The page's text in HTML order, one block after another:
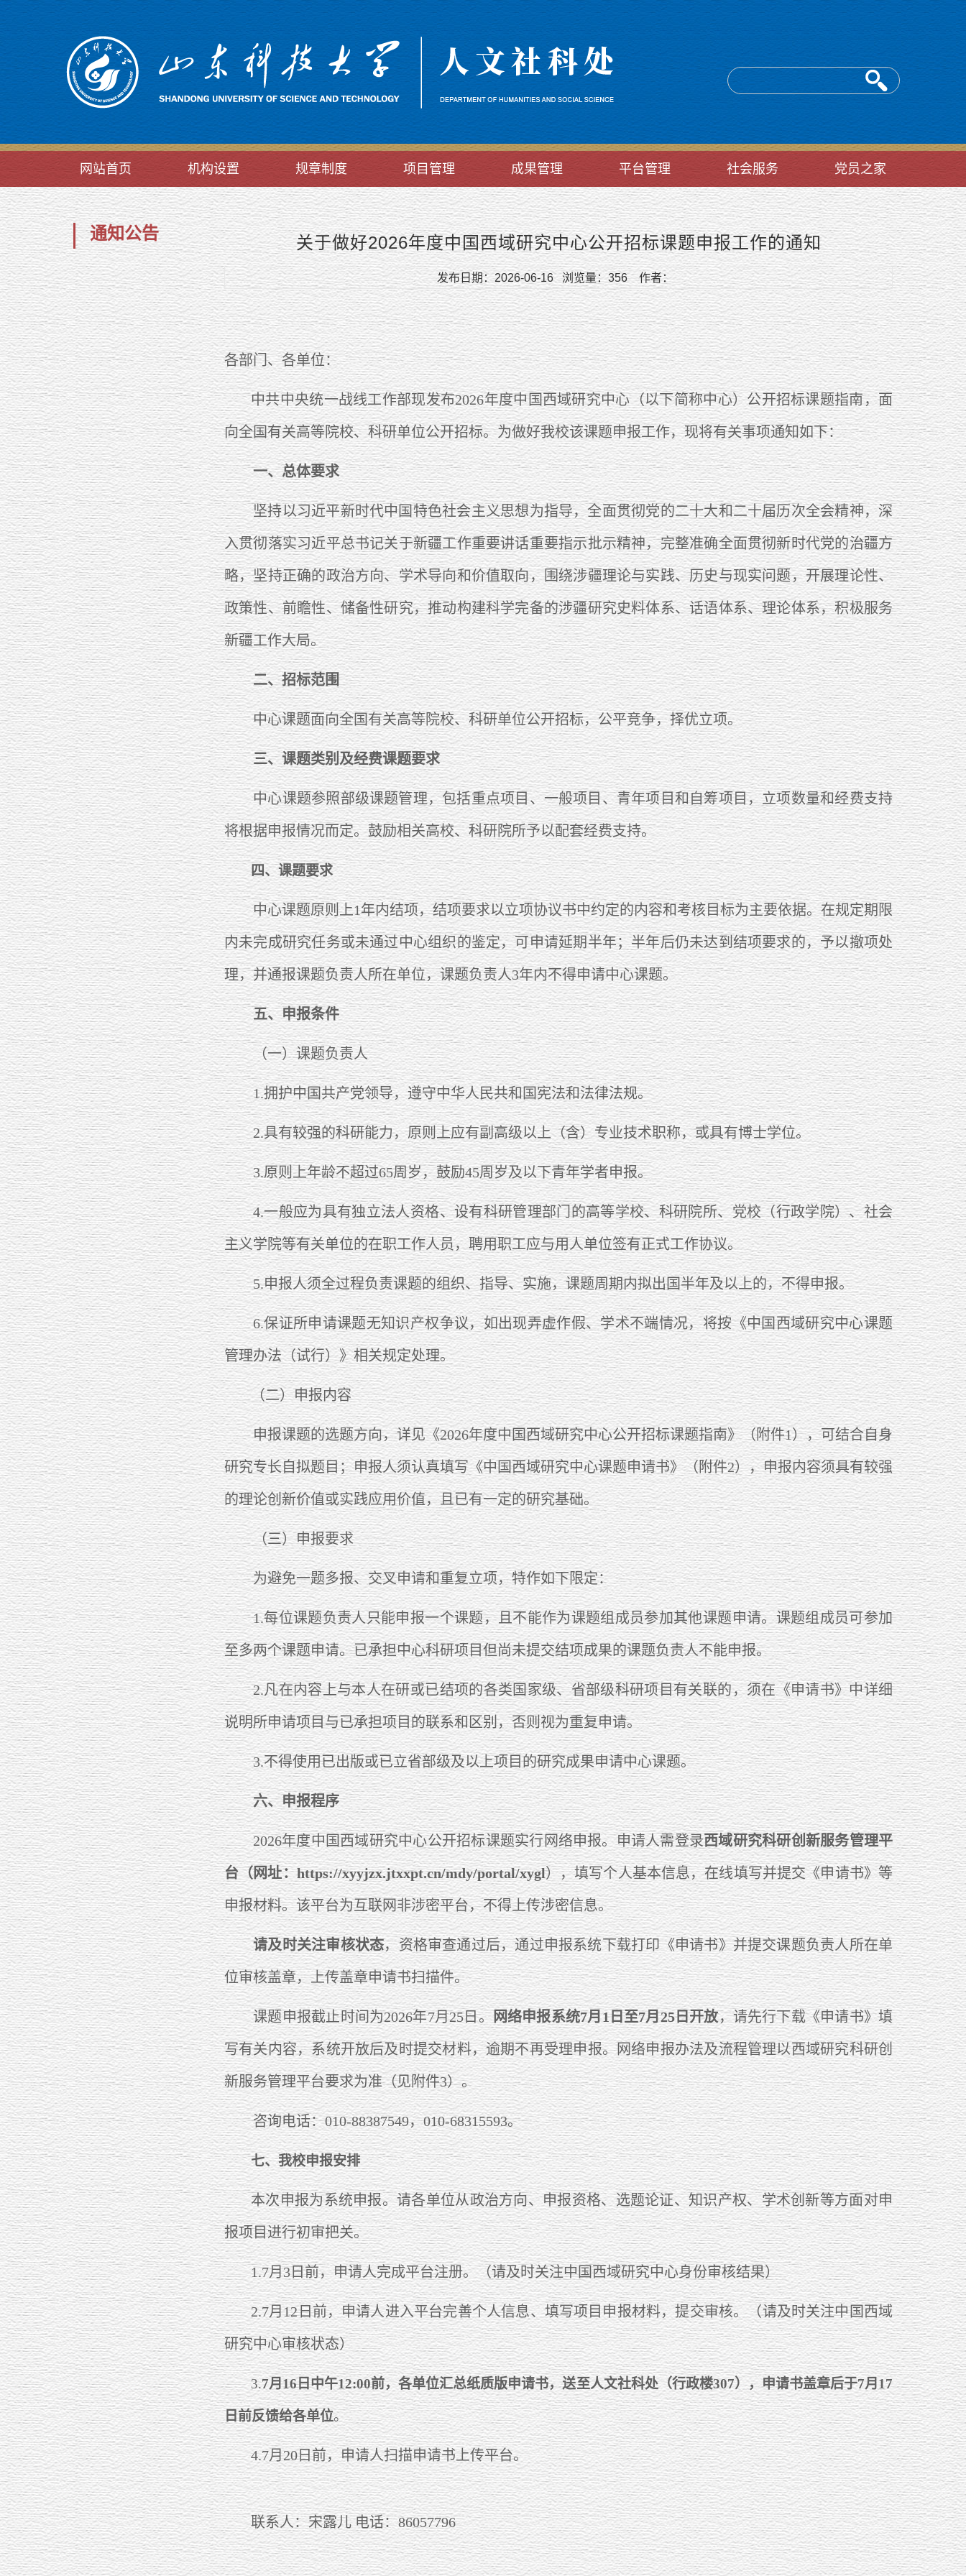
网站首页 机构设置 规章制度 项目管理 成果管理 平台管理 社会服务 党员之家
通知公告 关于做好2026年度中国西域研究中心公开招标课题申报工作的通知
发布日期：2026-06-16 浏览量：356作者：
各部门、各单位：
中共中央统一战线工作部现发布2026年度中国西域研究中心（以下简称中心）公开招标课题指南，面
向全国有关高等院校、科研单位公开招标。为做好我校该课题申报工作，现将有关事项通知如下：
一、总体要求
坚持以习近平新时代中国特色社会主义思想为指导，全面贯彻党的二十大和二十届历次全会精神，深
入贯彻落实习近平总书记关于新疆工作重要讲话重要指示批示精神，完整准确全面贯彻新时代党的治疆方
略，坚持正确的政治方向、学术导向和价值取向，围绕涉疆理论与实践、历史与现实问题，开展理论性、
政策性、前瞻性、储备性研究，推动构建科学完备的涉疆研究史料体系、话语体系、理论体系，积极服务
新疆工作大局。
二、招标范围
中心课题面向全国有关高等院校、科研单位公开招标，公平竞争，择优立项。
三、课题类别及经费课题要求
中心课题参照部级课题管理，包括重点项目、一般项目、青年项目和自筹项目，立项数量和经费支持
将根据申报情况而定。鼓励相关高校、科研院所予以配套经费支持。
四、课题要求
中心课题原则上1年内结项，结项要求以立项协议书中约定的内容和考核目标为主要依据。在规定期限
内未完成研究任务或未通过中心组织的鉴定，可申请延期半年；半年后仍未达到结项要求的，予以撤项处
理，并通报课题负责人所在单位，课题负责人3年内不得申请中心课题。
五、申报条件
（一）课题负责人
1.拥护中国共产党领导，遵守中华人民共和国宪法和法律法规。
2.具有较强的科研能力，原则上应有副高级以上（含）专业技术职称，或具有博士学位。
3.原则上年龄不超过65周岁，鼓励45周岁及以下青年学者申报。
4.一般应为具有独立法人资格、设有科研管理部门的高等学校、科研院所、党校（行政学院）、社会
主义学院等有关单位的在职工作人员，聘用职工应与用人单位签有正式工作协议。
5.申报人须全过程负责课题的组织、指导、实施，课题周期内拟出国半年及以上的，不得申报。
6.保证所申请课题无知识产权争议，如出现弄虚作假、学术不端情况，将按《中国西域研究中心课题
管理办法（试行）》相关规定处理。
（二）申报内容
申报课题的选题方向，详见《2026年度中国西域研究中心公开招标课题指南》（附件1），可结合自身
研究专长自拟题目；申报人须认真填写《中国西域研究中心课题申请书》（附件2），申报内容须具有较强
的理论创新价值或实践应用价值，且已有一定的研究基础。
（三）申报要求
为避免一题多报、交叉申请和重复立项，特作如下限定：
1.每位课题负责人只能申报一个课题，且不能作为课题组成员参加其他课题申请。课题组成员可参加
至多两个课题申请。已承担中心科研项目但尚未提交结项成果的课题负责人不能申报。
2.凡在内容上与本人在研或已结项的各类国家级、省部级科研项目有关联的，须在《申请书》中详细
说明所申请项目与已承担项目的联系和区别，否则视为重复申请。
3.不得使用已出版或已立省部级及以上项目的研究成果申请中心课题。
六、申报程序
2026年度中国西域研究中心公开招标课题实行网络申报。申请人需登录西域研究科研创新服务管理平
台（网址：https://xyyjzx.jtxxpt.cn/mdy/portal/xygl），填写个人基本信息，在线填写并提交《申请书》等
申报材料。该平台为互联网非涉密平台，不得上传涉密信息。
请及时关注审核状态，资格审查通过后，通过申报系统下载打印《申请书》并提交课题负责人所在单
位审核盖章，上传盖章申请书扫描件。
课题申报截止时间为2026年7月25日。网络申报系统7月1日至7月25日开放，请先行下载《申请书》填
写有关内容，系统开放后及时提交材料，逾期不再受理申报。网络申报办法及流程管理以西域研究科研创
新服务管理平台要求为准（见附件3）。
咨询电话：010-88387549，010-68315593。
七、我校申报安排
本次申报为系统申报。请各单位从政治方向、申报资格、选题论证、知识产权、学术创新等方面对申
报项目进行初审把关。
1.7月3日前，申请人完成平台注册。（请及时关注中国西域研究中心身份审核结果）
2.7月12日前，申请人进入平台完善个人信息、填写项目申报材料，提交审核。（请及时关注中国西域
研究中心审核状态）
3.7月16日中午12:00前，各单位汇总纸质版申请书，送至人文社科处（行政楼307），申请书盖章后于7月17
日前反馈给各单位。
4.7月20日前，申请人扫描申请书上传平台。
联系人：宋露儿 电话：86057796